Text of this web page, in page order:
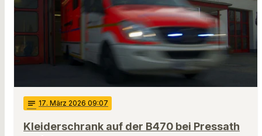
notes 17. März 2026 09:07
Kleiderschrank auf der B470 bei Pressath